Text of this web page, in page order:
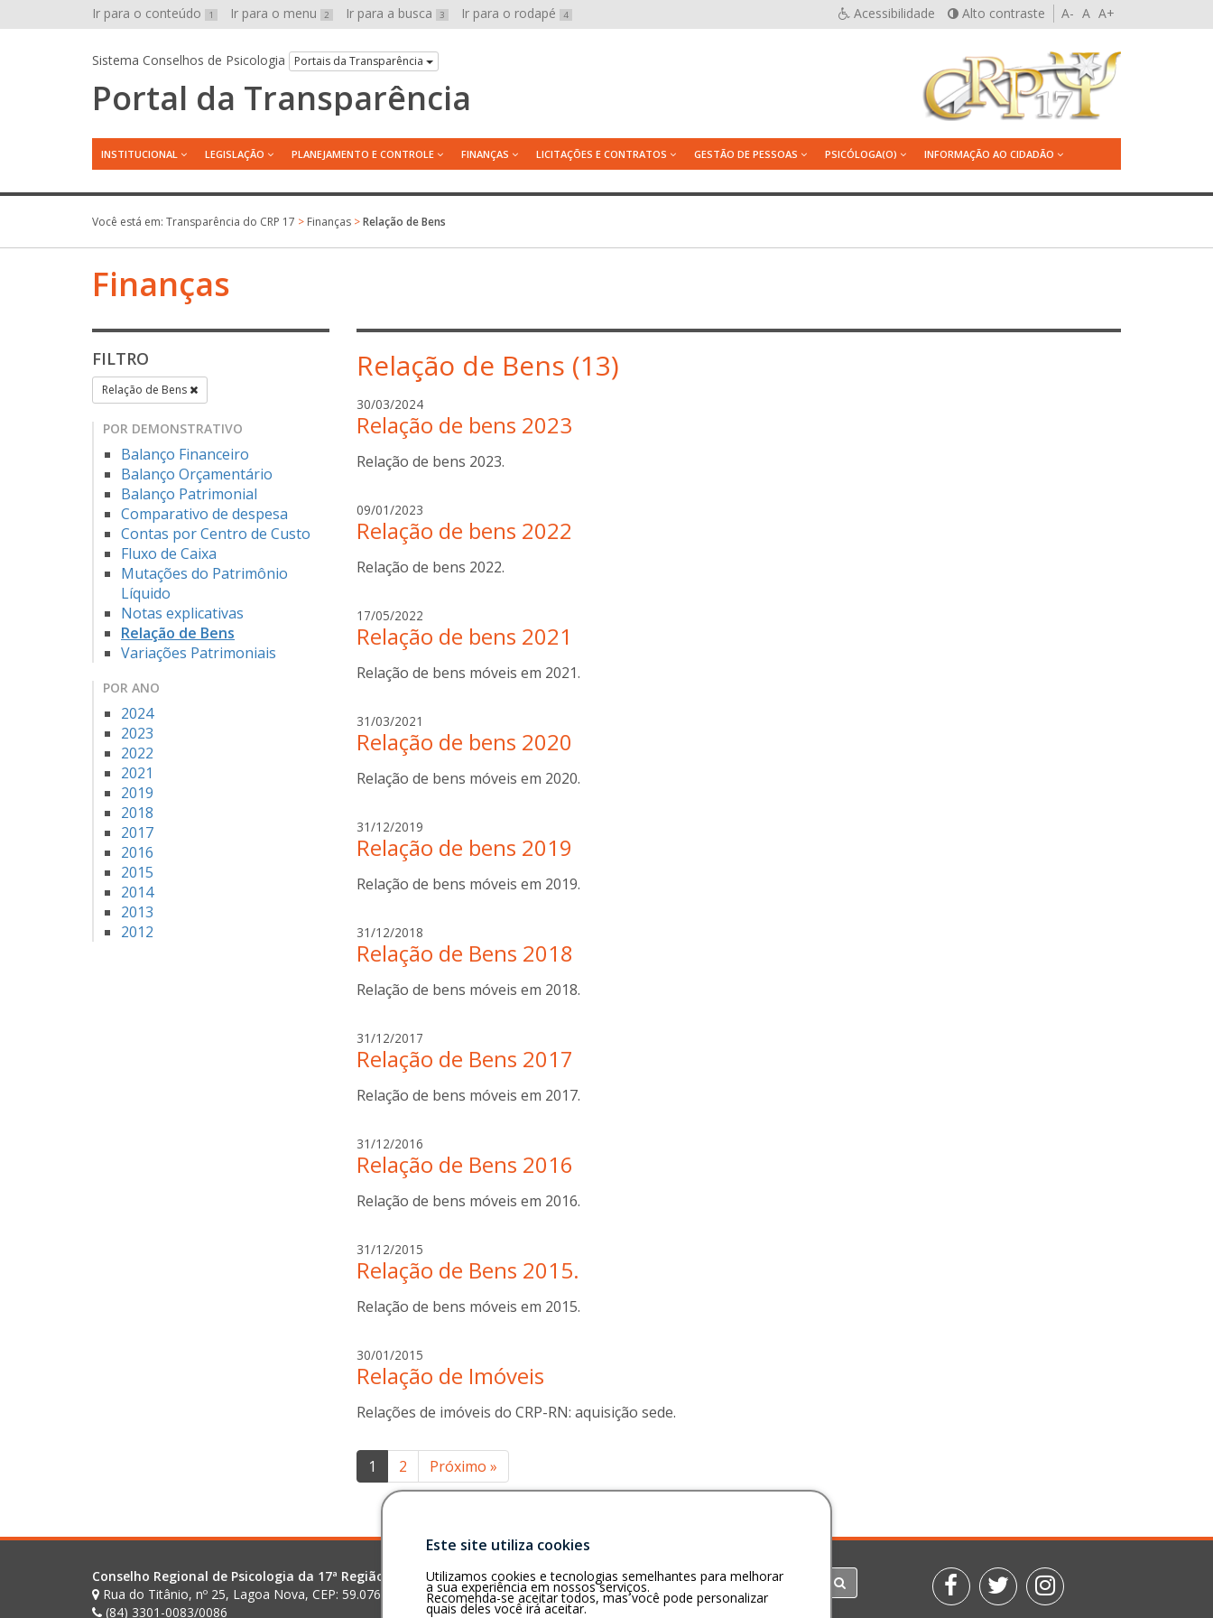
Ir para o conteúdo 1 Ir para o menu 2 Ir para a busca 3 Ir para o rodapé 4 Acessibilidade Alto contraste A- A A+
Sistema Conselhos de Psicologia Portais da Transparência
Portal da Transparência
INSTITUCIONAL LEGISLAÇÃO PLANEJAMENTO E CONTROLE FINANÇAS LICITAÇÕES E CONTRATOS GESTÃO DE PESSOAS PSICÓLOGA(O) INFORMAÇÃO AO CIDADÃO
Você está em: Transparência do CRP 17 > Finanças >Relação de Bens
Finanças
FILTRO
Relação de Bens
POR DEMONSTRATIVO
Balanço Financeiro
Balanço Orçamentário
Balanço Patrimonial
Comparativo de despesa
Contas por Centro de Custo
Fluxo de Caixa
Mutações do Patrimônio
Líquido
Notas explicativas
Relação de Bens
Variações Patrimoniais
POR ANO
2024
2023
2022
2021
2019
2018
2017
2016
2015
2014
2013
2012
Relação de Bens (13)
30/03/2024g
i
d
o
c
o
a
Relação de bens 2023
Relação de bens 2023.
09/01/2023g
i
d
o
c
o
Relação de bens 2022
Relação de bens 2022.
17/05/2022a
n
b
i
n
Relação de bens 2021
Relação de bens móveis em 2021.
31/03/2021
i
d
o
c
o
a
Relação de bens 2020
Relação de bens móveis em 2020.
31/12/2019a
n
b
t
i
n
Relação de bens 2019
Relação de bens móveis em 2019.
31/12/2018a
n
b
t
i
n
Relação de Bens 2018
Relação de bens móveis em 2018.
31/12/2017a
n
b
t
i
n
Relação de Bens 2017
Relação de bens móveis em 2017.
31/12/2016a
n
b
t
i
n
Relação de Bens 2016
Relação de bens móveis em 2016.
31/12/2015a
n
b
t
i
n
Relação de Bens 2015.
Relação de bens móveis em 2015.
30/01/2015a
n
b
t
i
Relação de Imóveis
Relações de imóveis do CRP-RN: aquisição sede.
Paginação
de
1 2 Próximo »
Conselho Regional de Psicologia da 17ª Região (RN)
Rua do Titânio, nº 25, Lagoa Nova, CEP: 59.076-020, Natal/RN
(84) 3301-0083/0086
Buscar
Este site utiliza cookies
Utilizamos cookies e tecnologias semelhantes para melhorar
a sua experiência em nossos serviços.
Recomenda-se aceitar todos, mas você pode personalizar
quais deles você irá aceitar.